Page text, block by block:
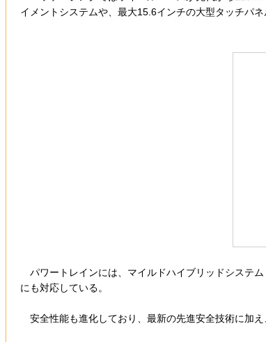
イメントシステムや、最大15.6インチの大型タッチパ
パワートレインには、マイルドハイブリッドシステ
にも対応している。
安全性能も進化しており、最新の先進安全技術に加え